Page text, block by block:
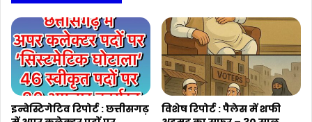
इन्वेस्टिगेटिव रिपोर्ट : छत्तीसगढ़
विशेष रिपोर्ट : पैलेस में शफी